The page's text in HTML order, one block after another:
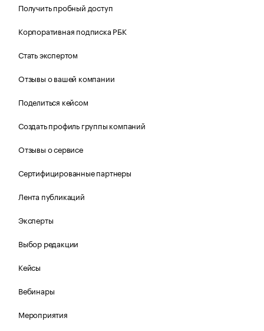
Получить пробный доступ
Корпоративная подписка РБК
Стать экспертом
Отзывы о вашей компании
Поделиться кейсом
Создать профиль группы компаний
Отзывы о сервисе
Сертифицированные партнеры
Лента публикаций
Эксперты
Выбор редакции
Кейсы
Вебинары
Мероприятия